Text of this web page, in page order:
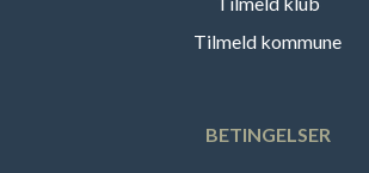
Tilmeld kommune
BETINGELSER